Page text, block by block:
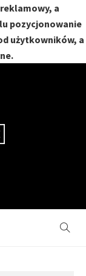
a
pozycjonowanie
użytkowników, a